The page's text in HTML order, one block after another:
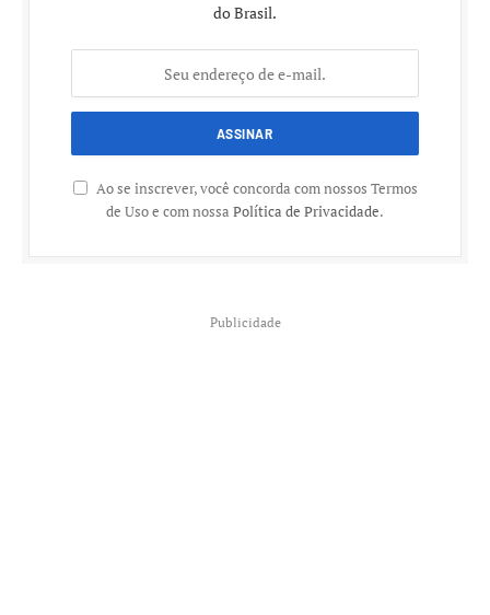
do Brasil.
Ao se inscrever, você concorda com nossos Termos
de Uso e com nossa Política de Privacidade.
Publicidade